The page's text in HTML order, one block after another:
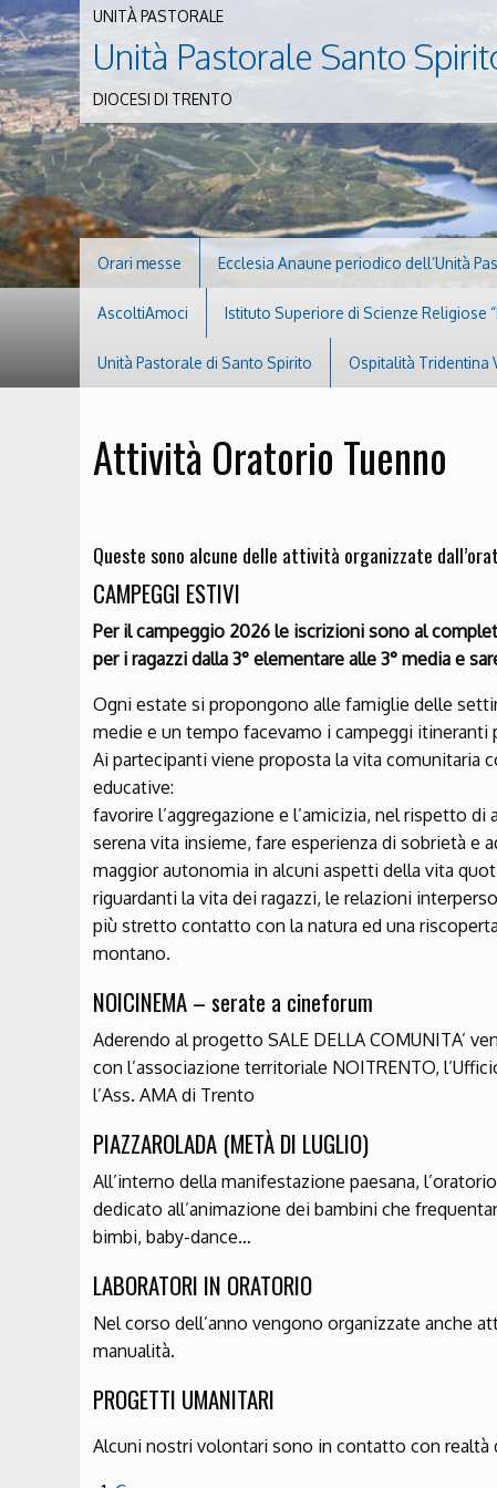
UNITÀ PASTORALE
Unità Pastorale Santo
DIOCESI DI TRENTO
Orari messe Ecclesia Anaune periodico dell’Unità
AscoltiAmoci Istituto Superiore di Scienze Religiose
Unità Pastorale di Santo Spirito Ospitalità Tridentina
Attività Oratorio Tuenno
Queste sono alcune delle attività organizzate
CAMPEGGI ESTIVI
Per il campeggio 2026 le iscrizioni sono al
per i ragazzi dalla 3° elementare alle 3° media e
Ogni estate si propongono alle famiglie delle
medie e un tempo facevamo i campeggi itineranti
Ai partecipanti viene proposta la vita comunitaria
educative:
favorire l’aggregazione e l’amicizia, nel rispetto
serena vita insieme, fare esperienza di sobrietà e
maggior autonomia in alcuni aspetti della vita
riguardanti la vita dei ragazzi, le relazioni
più stretto contatto con la natura ed una
montano.
NOICINEMA – serate a cineforum
Aderendo al progetto SALE DELLA COMUNITA’
con l’associazione territoriale NOITRENTO,
l’Ass. AMA di Trento
PIAZZAROLADA (METÀ DI LUGLIO)
All’interno della manifestazione paesana,
dedicato all’animazione dei bambini che
bimbi, baby-dance…
LABORATORI IN ORATORIO
Nel corso dell’anno vengono organizzate anche
manualità.
PROGETTI UMANITARI
Alcuni nostri volontari sono in contatto con realtà